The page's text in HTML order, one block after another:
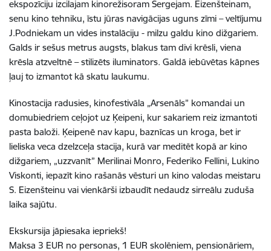
ekspozīciju izcilajam kinorežisoram Sergejam. Eizenšteinam,
senu kino tehniku, īstu jūras navigācijas uguns zīmi – veltījumu
J.Podniekam un vides instalāciju - milzu galdu kino dižgariem.
Galds ir sešus metrus augsts, blakus tam divi krēsli, viena
krēsla atzveltnē – stilizēts iluminators. Galdā iebūvētas kāpnes
ļauj to izmantot kā skatu laukumu.
Kinostacija radusies, kinofestivāla „Arsenāls” komandai un
domubiedriem ceļojot uz Ķeipeni, kur sakariem reiz izmantoti
pasta baloži. Ķeipenē nav kapu, baznīcas un kroga, bet ir
lieliska veca dzelzceļa stacija, kurā var meditēt kopā ar kino
dižgariem, „uzzvanīt” Merilinai Monro, Federiko Fellini, Lukino
Viskonti, iepazīt kino rašanās vēsturi un kino valodas meistaru
S. Eizenšteinu vai vienkārši izbaudīt nedaudz sirreālu zuduša
laika sajūtu.
Ekskursija jāpiesaka iepriekš!
Maksa 3 EUR no personas, 1 EUR skolēniem, pensionāriem,